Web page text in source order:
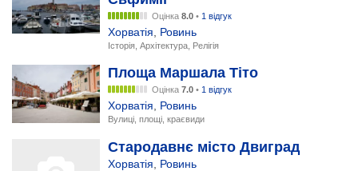
Оцінка 8.0 • 1 відгук
Хорватія Ровинь
Історія, Архітектура, Релігія
Площа Маршала Тіто
Оцінка 7.0 • 1 відгук
Хорватія Ровинь
Вулиці, площі, краєвиди
Стародавнє місто Двиград
Хорватія Ровинь